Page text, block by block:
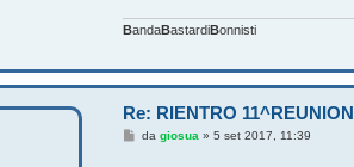
BandaBastardiBonnisti
Re: RIENTRO
Mdagiosua »5 set 2017, 11:39